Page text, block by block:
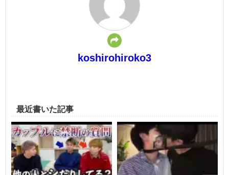
koshirohiroko3
最近書いた記事